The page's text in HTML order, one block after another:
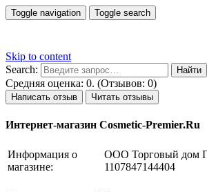
Toggle navigation Toggle search
Skip to content
Search:
Средняя оценка: 0. (Отзывов: 0)
Написать отзыв Читать отзывы
Интернет-магазин Cosmetic-Premier.Ru
Информация о
магазине:
ООО Торговый дом
1107847144404